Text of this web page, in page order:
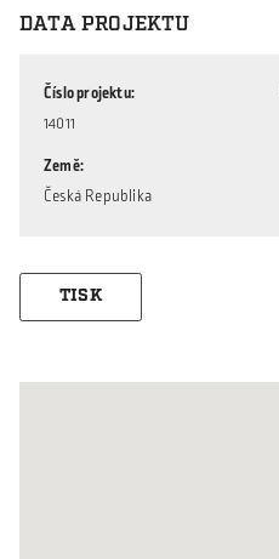
DATA PROJEKTU
Číslo projektu
14011
Země
Česká Republika
TISK